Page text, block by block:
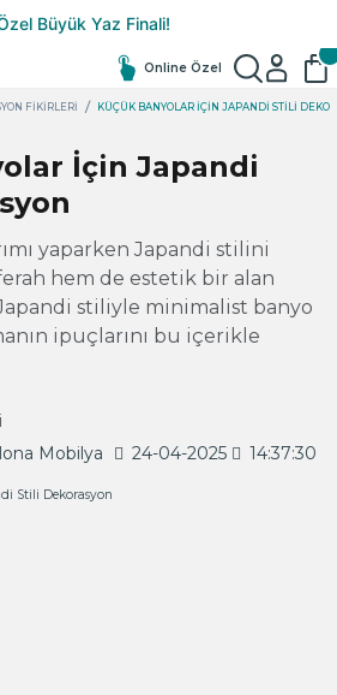
Online Özel
FIKIRLERI KÜÇÜK BANYOLAR İÇIN JAPANDI STILI
İçin Japandi
yaparken Japandi stilini
hem de estetik bir alan
stiliyle minimalist banyo
ipuçlarını bu içerikle
Mobilya
24-04-2025 14:37:30